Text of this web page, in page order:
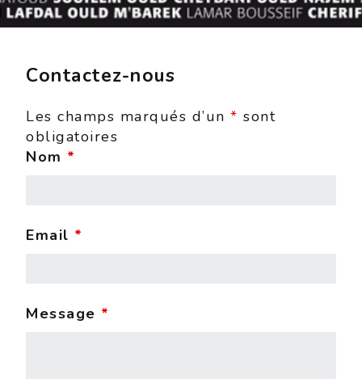
Contactez-nous
Les champs marqués d’un * sont
obligatoires
Nom *
Email *
Message *